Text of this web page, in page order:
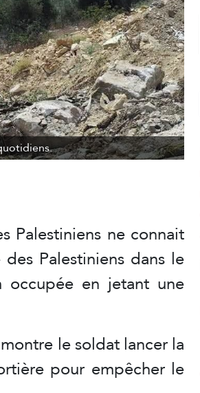
Palestiniens ne connait
Palestiniens dans le
en jetant une
le soldat lancer la
pour empêcher le